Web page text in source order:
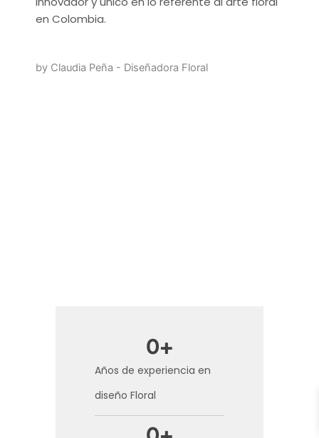
en Colombia.
by Claudia Peña - Diseñadora Floral
Años de experiencia en
diseño Floral
0+